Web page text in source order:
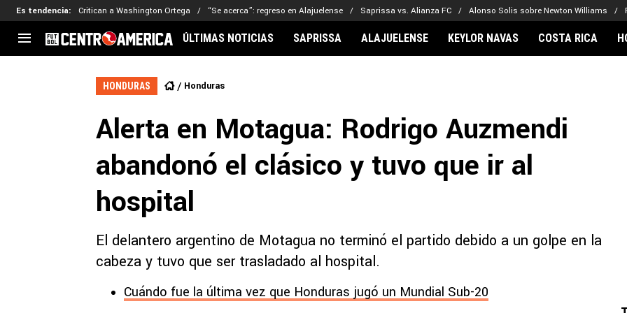
Es tendencia: Critican a Washington Ortega “Se acerca”: regreso en Alajuelense Saprissa vs. Alianza FC Alonso Solis sobre Newton Williams
CENTROAMÉRICA
El Salvador
CONCACAF
Liga de Naciones
Copa de Campeones
MLS
Kervin Arriaga
Nathaniel Méndez-Laing
Alajuelense
Comunicaciones
Municipal
Real Estelí
Noticias
ÚLTIMAS NOTICIAS SAPRISSA ALAJUELENSE KEYLOR NAVAS COSTA RICA
HONDURAS Honduras
Alerta en Motagua: Rodrigo Auzmendi
abandonó el clásico y tuvo que ir al
hospital
El delantero argentino de Motagua no terminó el partido debido a un golpe en la
cabeza y tuvo que ser trasladado al hospital.
Cuándo fue la última vez que Honduras jugó un Mundial Sub-20